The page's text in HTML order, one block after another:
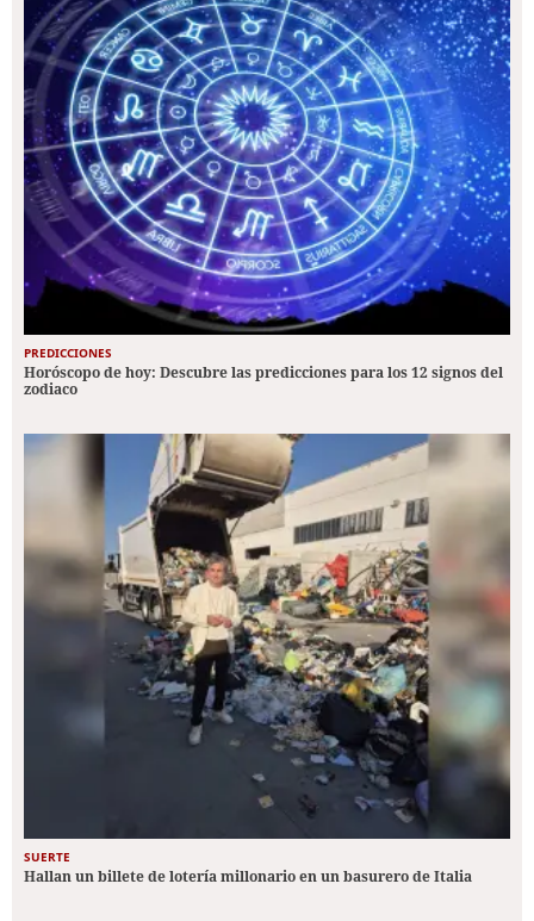
PREDICCIONES
Horóscopo de hoy: Descubre las predicciones para los 12 signos del
zodiaco
SUERTE
Hallan un billete de lotería millonario en un basurero de Italia